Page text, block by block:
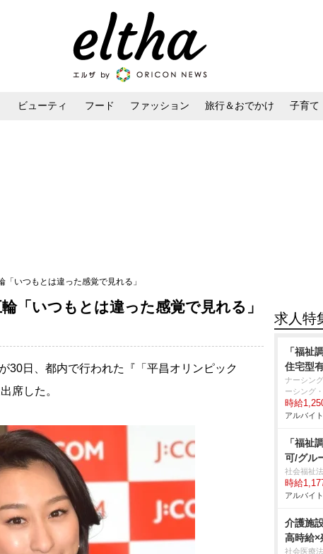
ビューティ フード ファッション 旅行＆おでかけ 子育て
いつもとは違った感覚で見れる」
「いつもとは違った感覚で見れる」
が30日、都内で行われた『「平昌オリンピック
席した。
求人特
「福祉
住宅型
ナーシン
ーシング
時給
アルバイ
「福祉
可/グル
社会福祉
時給
アルバイ
介護施
高時給×
社会医療